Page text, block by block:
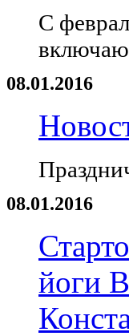
С
08.01.2016
08.01.2016
йоги